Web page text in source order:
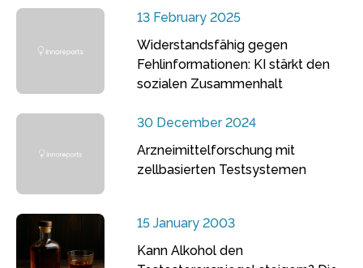
13 February 2025
Widerstandsfähig gegen
Fehlinformationen: KI stärkt den
sozialen Zusammenhalt
30 December 2024
Arzneimittelforschung mit
zellbasierten Testsystemen
15 January 2003
Kann Alkohol den